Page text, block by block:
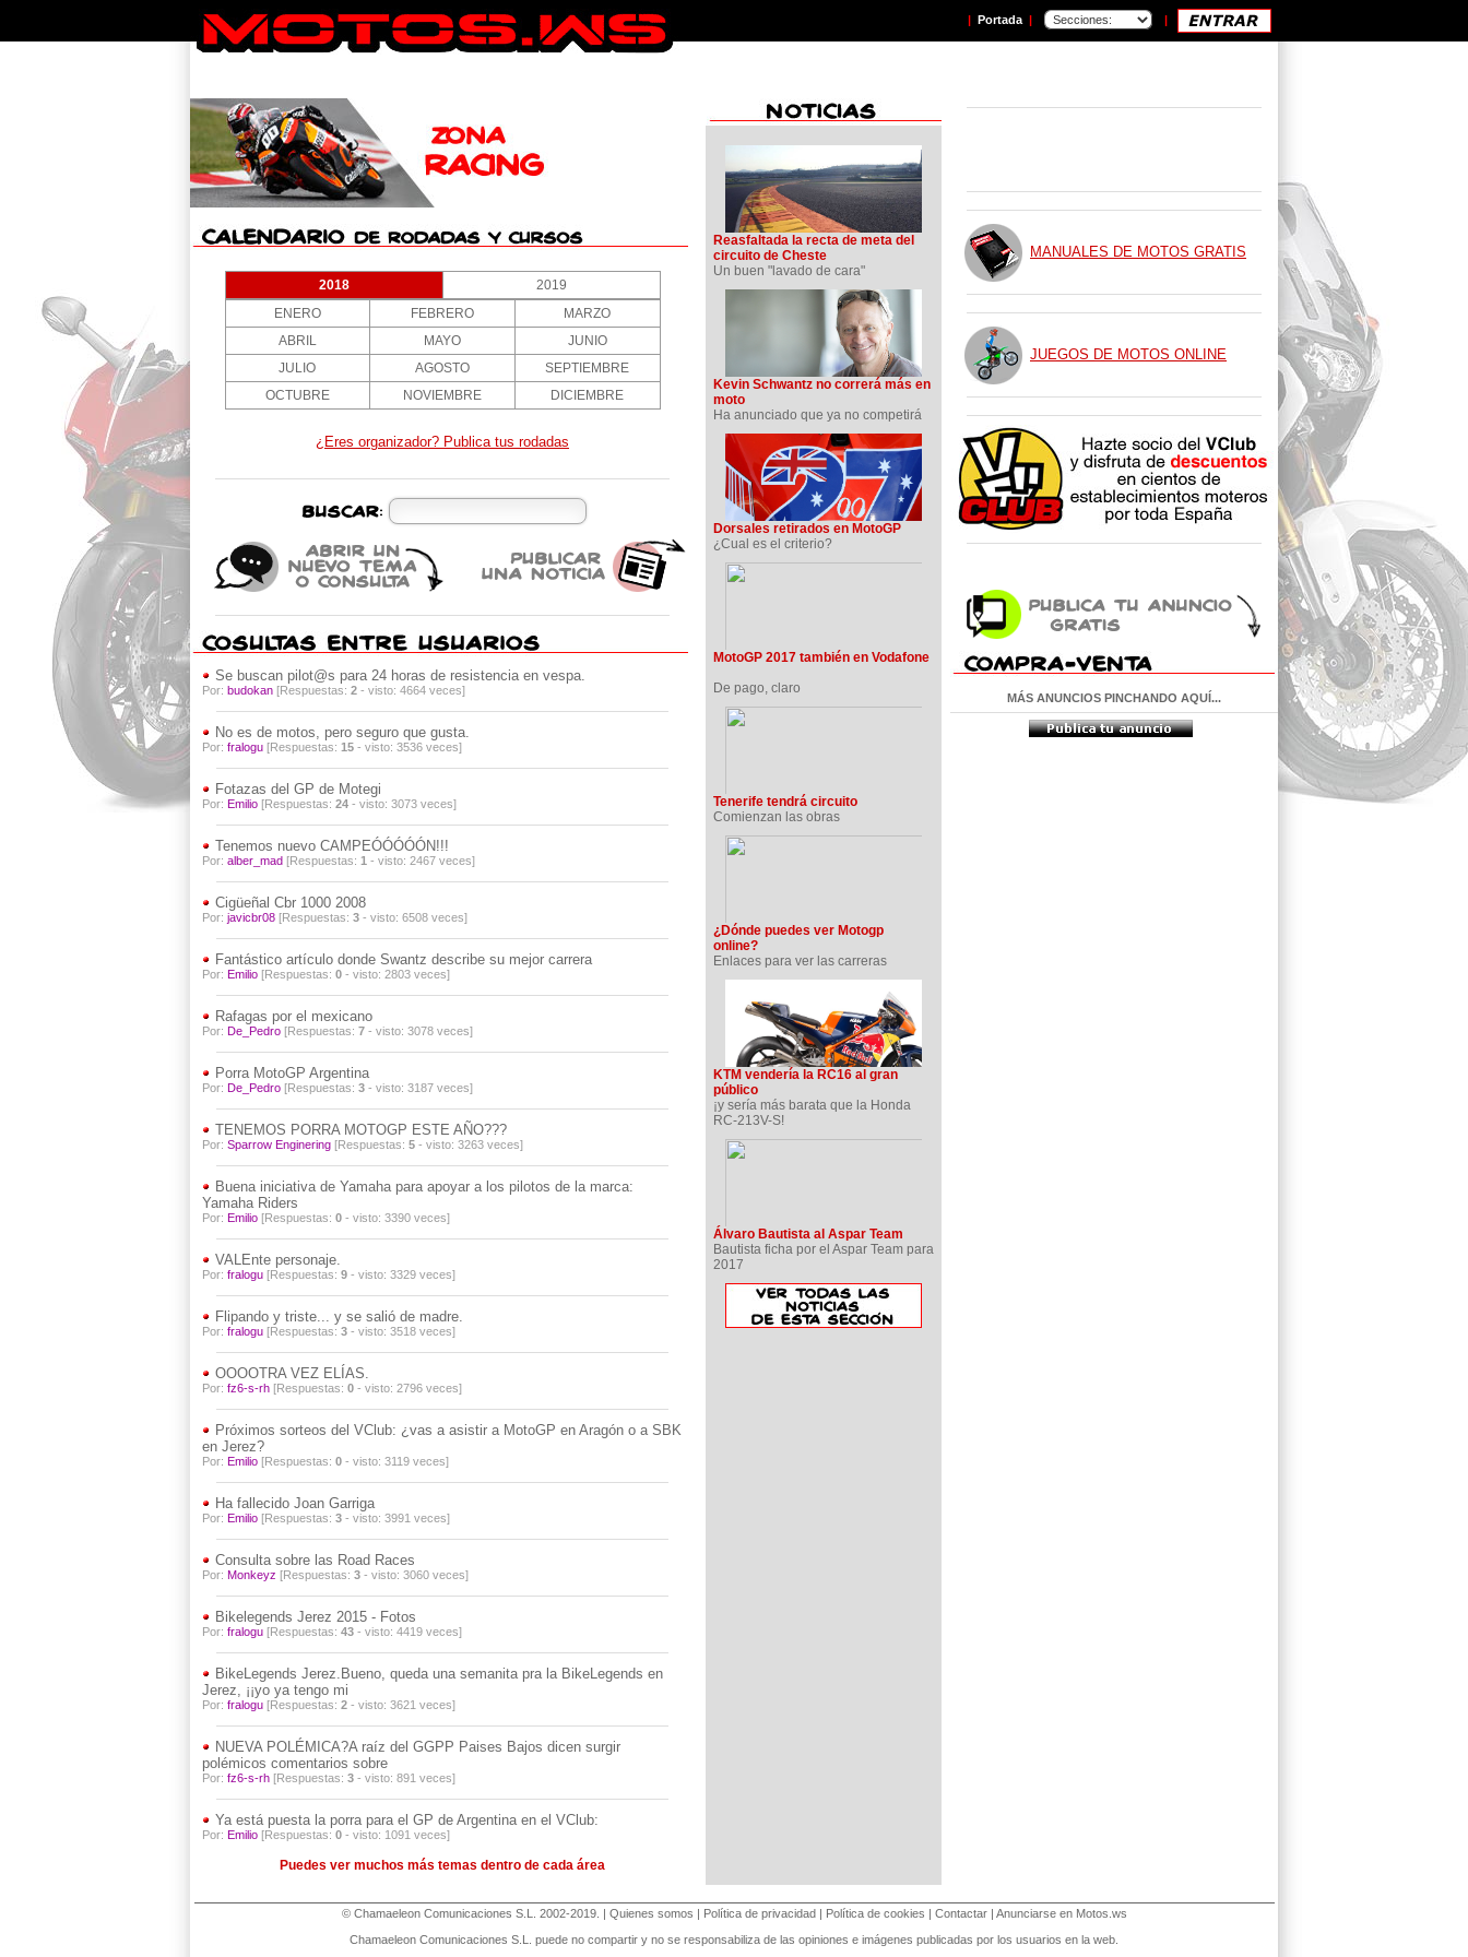
| Portada | |
¿Eres organizador? Publica tus rodadas
Se buscan pilot@s para 24 horas de resistencia en vespa.
Por: budokan[Respuestas: 2- visto: 4664 veces]
No es de motos, pero seguro que gusta.
Por: fralogu[Respuestas: 15- visto: 3536 veces]
Fotazas del GP de Motegi
Por: Emilio[Respuestas: 24- visto: 3073 veces]
Tenemos nuevo CAMPEÓÓÓÓÓN!!!
Por: alber_mad[Respuestas: 1 - visto: 2467 veces]
Cigüeñal Cbr 1000 2008
Por: javicbr08[Respuestas: 3- visto: 6508 veces]
Fantástico artículo donde Swantz describe su mejor carrera
Por: Emilio[Respuestas: 0- visto: 2803 veces]
Rafagas por el mexicano
Por: De_Pedro[Respuestas: 7- visto: 3078 veces]
Porra MotoGP Argentina
Por: De_Pedro[Respuestas: 3- visto: 3187 veces]
TENEMOS PORRA MOTOGP ESTE AÑO???
Por: Sparrow Enginering[Respuestas: 5- visto: 3263 veces]
Buena iniciativa de Yamaha para apoyar a los pilotos de la marca:
Yamaha Riders
Por: Emilio[Respuestas: 0- visto: 3390 veces]
VALEnte personaje.
Por: fralogu[Respuestas: 9- visto: 3329 veces]
Flipando y triste... y se salió de madre.
Por: fralogu[Respuestas: 3- visto: 3518 veces]
OOOOTRA VEZ ELÍAS.
Por: fz6-s-rh[Respuestas: 0- visto: 2796 veces]
Próximos sorteos del VClub: ¿vas a asistir a MotoGP en Aragón o a SBK
en Jerez?
Por: Emilio[Respuestas: 0- visto: 3119 veces]
Ha fallecido Joan Garriga
Por: Emilio[Respuestas: 3- visto: 3991 veces]
Consulta sobre las Road Races
Por: Monkeyz [Respuestas: 3- visto: 3060 veces]
Bikelegends Jerez 2015 - Fotos
Por: fralogu[Respuestas: 43- visto: 4419 veces]
BikeLegends Jerez.Bueno, queda una semanita pra la BikeLegends en
Jerez, ¡¡yo ya tengo mi
Por: fralogu[Respuestas: 2- visto: 3621 veces]
NUEVA POLÉMICA?A raíz del GGPP Paises Bajos dicen surgir
polémicos comentarios sobre
Por: fz6-s-rh[Respuestas: 3- visto: 891 veces]
Ya está puesta la porra para el GP de Argentina en el VClub:
Por: Emilio[Respuestas: 0- visto: 1091 veces]
Puedes ver muchos más temas dentro de cada área
Reasfaltada la recta de meta del
circuito de Cheste
Un buen "lavado de cara"
Kevin Schwantz no correrá más en
moto
Ha anunciado que ya no competirá
Dorsales retirados en MotoGP
¿Cual es el criterio?
MotoGP 2017 también en Vodafone
De pago, claro
Tenerife tendrá circuito
Comienzan las obras
¿Dónde puedes ver Motogp
online?
Enlaces para ver las carreras
KTM vendería la RC16 al gran
público
¡y sería más barata que la Honda
RC-213V-S!
Álvaro Bautista al Aspar Team
Bautista ficha por el Aspar Team para
2017
MANUALES DE MOTOS GRATIS
JUEGOS DE MOTOS ONLINE
MÁS ANUNCIOS PINCHANDO AQUÍ...
© Chamaeleon Comunicaciones S.L . 2002-2019. | Quienes somos | Política de privacidad| Política de cookies | Contactar| Anunciarse en Motos.ws
Chamaeleon Comunicaciones S.L. puede no compartir y no se responsabiliza de las opiniones e imágenes publicadas por los usuarios en la web.